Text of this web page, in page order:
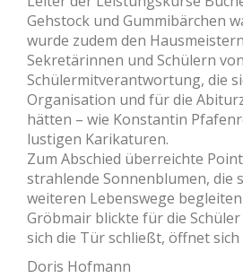
Gehstock und Gummibärchen
wurde zudem den
Sekretärinnen und Schülern
Schülermitverantwortung, die
Organisation und für die
hätten – wie Konstantin
lustigen Karikaturen.
Zum Abschied überreichte
strahlende Sonnenblumen, die
weiteren Lebenswege
Gröbmair blickte für die
sich die Tür schließt, öffnet sich
Doris Hofmann